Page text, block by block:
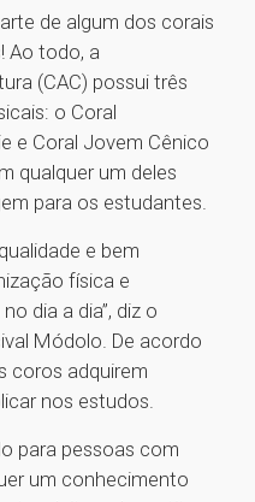
de algum dos corais
Ao todo, a
(CAC) possui três
o Coral
e Coral Jovem Cênico
qualquer um deles
para os estudantes.
e bem
física e
dia a dia”, diz o
Módolo. De acordo
coros adquirem
nos estudos.
para pessoas com
um conhecimento